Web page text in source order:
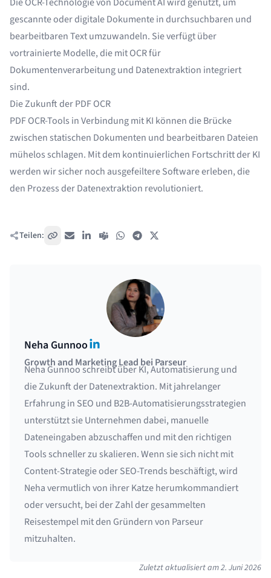
gescannte oder digitale Dokumente in durchsuchbaren und
bearbeitbaren Text umzuwandeln. Sie verfügt über
vortrainierte Modelle, die mit OCR für
Dokumentenverarbeitung und Datenextraktion integriert
sind.
Die Zukunft der PDF OCR
PDF OCR-Tools in Verbindung mit KI können die Brücke
zwischen statischen Dokumenten und bearbeitbaren Dateien
mühelos schlagen. Mit dem kontinuierlichen Fortschritt der KI
werden wir sicher noch ausgefeiltere Software erleben, die
den Prozess der Datenextraktion revolutioniert.
Teilen: Link kopieren
E-Mail LinkedIn
Teams WhatsAppTelegram
Neha GunnooLinkedIn
Growth and Marketing Lead bei Parseur
Neha Gunnoo schreibt über KI, Automatisierung und
die Zukunft der Datenextraktion. Mit jahrelanger
Erfahrung in SEO und B2B-Automatisierungsstrategien
unterstützt sie Unternehmen dabei, manuelle
Dateneingaben abzuschaffen und mit den richtigen
Tools schneller zu skalieren. Wenn sie sich nicht mit
Content-Strategie oder SEO-Trends beschäftigt, wird
Neha vermutlich von ihrer Katze herumkommandiert
oder versucht, bei der Zahl der gesammelten
Reisestempel mit den Gründern von Parseur
mitzuhalten.
Zuletzt aktualisiert am2. Juni 2026